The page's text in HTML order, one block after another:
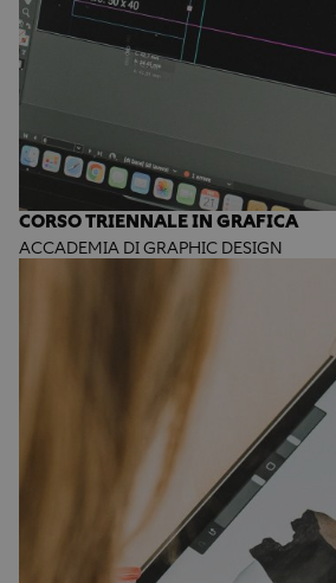
CORSO TRIENNALE IN GRAFICA
ACCADEMIA DI GRAPHIC DESIGN